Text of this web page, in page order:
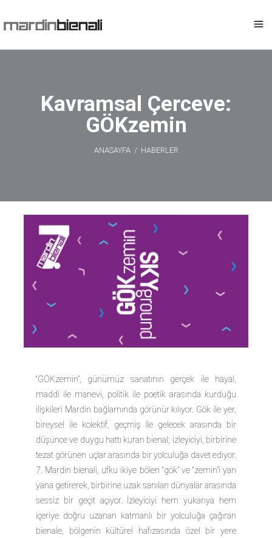
Kavramsal Çerceve:
GÖKzemin
ANASAYFA/ HABERLER
“GÖKzemin”, günümüz sanatının gerçek ile hayal,
maddi ile manevi, politik ile poetik arasında kurduğu
ilişkileri Mardin bağlamında görünür kılıyor. Gök ile yer,
bireysel ile kolektif, geçmiş ile gelecek arasında bir
düşünce ve duygu hattı kuran bienal; izleyiciyi, birbirine
tezat görünen uçlar arasında bir yolculuğa davet ediyor.
7. Mardin bienali, ufku ikiye bölen “gök” ve “zemin”i yan
yana getirerek, birbirine uzak sanılan dünyalar arasında
sessiz bir geçit açıyor. İzleyiciyi hem yukarıya hem
içeriye doğru uzanan katmanlı bir yolculuğa çağıran
bienale, bölgenin kültürel hafızasında özel bir yere